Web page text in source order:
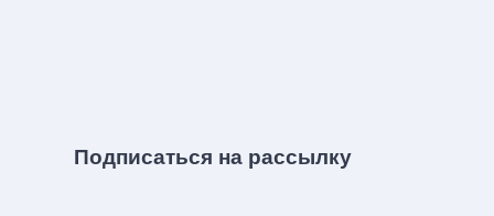
Подписаться на рассылку